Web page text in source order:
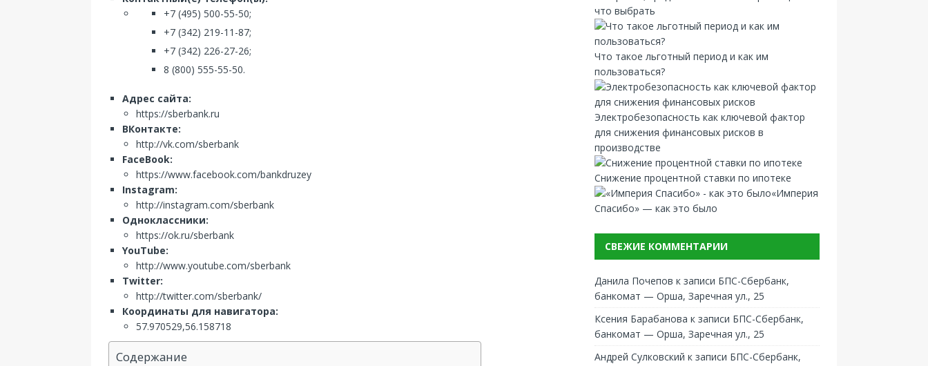
+7 (495) 500-55-50;
+7 (342) 219-11-87;
+7 (342) 226-27-26;
8 (800) 555-55-50.
Адрес сайта:
https://sberbank.ru
ВКонтакте:
http://vk.com/sberbank
FaceBook:
https://www.facebook.com/bankdruzey
Instagram:
http://instagram.com/sberbank
Одноклассники:
https://ok.ru/sberbank
YouTube:
http://www.youtube.com/sberbank
Twitter:
http://twitter.com/sberbank/
Координаты для навигатора:
57.970529,56.158718
Содержание
что выбрать
Что такое льготный период и как им
пользоваться?
Электробезопасность как ключевой фактор
для снижения финансовых рисков в
производстве
Снижение процентной ставки по ипотеке
«Империя
Спасибо» — как это было
СВЕЖИЕ КОММЕНТАРИИ
Данила Почепов к записи БПС-Сбербанк,
банкомат — Орша, Заречная ул., 25
Ксения Барабанова к записи БПС-Сбербанк,
банкомат — Орша, Заречная ул., 25
Андрей Сулковский к записи БПС-Сбербанк,